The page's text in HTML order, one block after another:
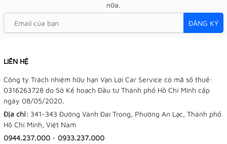
nữa.
ĐĂNG KÝ
LIÊN HỆ
Công ty Trách nhiệm hữu hạn Vạn Lợi Car Service có mã số thuế:
0316263728 do Sở Kế hoạch Đầu tư Thành phố Hồ Chí Minh cấp
ngày 08/05/2020.
Địa chỉ: 341-343 Đường Vành Đai Trong, Phường An Lạc, Thành phố
Hồ Chí Minh, Việt Nam
0944.237.000 - 0933.237.000